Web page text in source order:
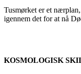
Tusmørket er et
igennem det for at nå
KOSMOLOGISK